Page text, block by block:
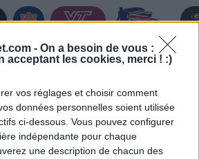
- On a besoin de vous :
acceptant les cookies, merci ! :)
vos réglages et choisir comment
données personnelles soient utilisée
ci-dessous. Vous pouvez configurer
indépendante pour chaque
une description de chacun des